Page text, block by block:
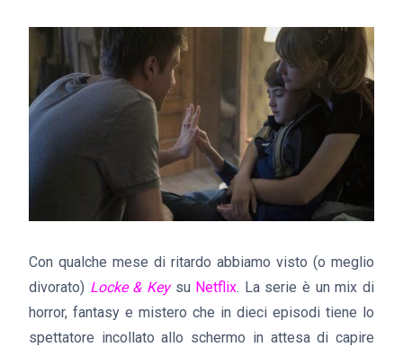
Con qualche mese di ritardo abbiamo visto (o meglio
divorato) Locke & Keysu Netflix. La serie è un mix di
horror, fantasy e mistero che in dieci episodi tiene lo
spettatore incollato allo schermo in attesa di capire